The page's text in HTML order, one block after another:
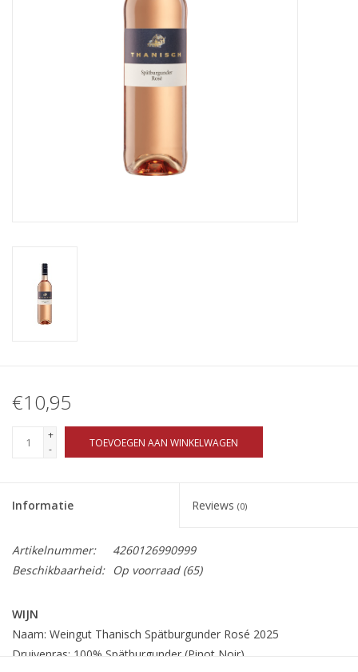
Wijnglazen - openers -karaffen
€10,95
+
-
TOEVOEGEN AAN WINKELWAGEN
Informatie Reviews (0)
Artikelnummer:
4260126990999
Beschikbaarheid:
Op voorraad(65)
WIJN
Naam: Weingut Thanisch Spätburgunder Rosé 2025
Druivenras: 100% Spätburgunder (Pinot Noir)